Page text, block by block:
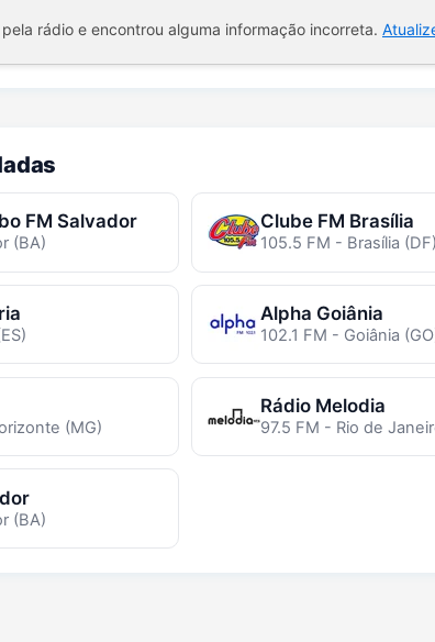
rádio e encontrou alguma informação incorreta.
FM Salvador
(BA)
Clube FM Brasília
105.5 FM - Brasília (DF)
Alpha Goiânia
102.1 FM - Goiânia
(MG)
Rádio Melodia
97.5 FM - Rio de
(BA)